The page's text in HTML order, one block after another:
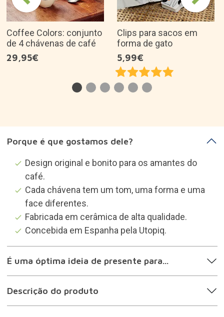
Fabricada em cerâmica de alta qualidade.
Concebida em Espanha pela Utopiq.
É uma óptima ideia de presente para...
Descrição do produto
Categorias que podem
Canecas originais
Prendas quem gosta de decoração